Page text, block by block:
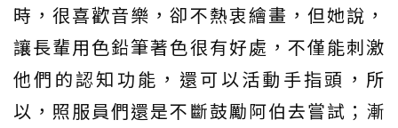
時，很喜歡音樂，卻不熱衷繪畫，但她說，
讓長輩用色鉛筆著色很有好處，不僅能刺激
他們的認知功能，還可以活動手指頭，所
以，照服員們還是不斷鼓勵阿伯去嘗試；漸